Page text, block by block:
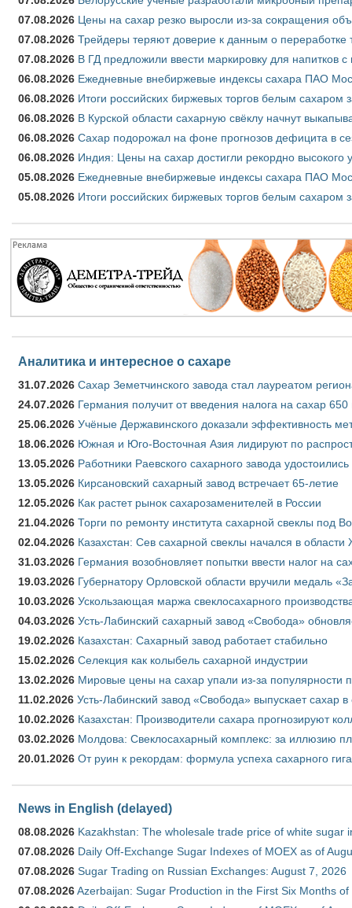
07.08.2026 Цены на сахар резко выросли из-за сокращения
07.08.2026 Трейдеры теряют доверие к данным о переработке
07.08.2026 В ГД предложили ввести маркировку для напитков
06.08.2026 Ежедневные внебиржевые индексы сахара ПАО
06.08.2026 Итоги российских биржевых торгов белым сахаром
06.08.2026 В Курской области сахарную свёклу начнут
06.08.2026 Сахар подорожал на фоне прогнозов дефицита в
06.08.2026 Индия: Цены на сахар достигли рекордно высокого
05.08.2026 Ежедневные внебиржевые индексы сахара ПАО
05.08.2026 Итоги российских биржевых торгов белым сахаром
Аналитика и интересное о сахаре
31.07.2026 Сахар Земетчинского завода стал лауреатом
24.07.2026 Германия получит от введения налога на сахар
25.06.2026 Учёные Державинского доказали эффективность
18.06.2026 Южная и Юго-Восточная Азия лидируют по
13.05.2026 Работники Раевского сахарного завода удостоились
13.05.2026 Кирсановский сахарный завод встречает 65-летие
12.05.2026 Как растет рынок сахарозаменителей в России
21.04.2026 Торги по ремонту института сахарной свеклы под
02.04.2026 Казахстан: Сев сахарной свеклы начался в области
31.03.2026 Германия возобновляет попытки ввести налог на
19.03.2026 Губернатору Орловской области вручили медаль
10.03.2026 Ускользающая маржа свеклосахарного
04.03.2026 Усть-Лабинский сахарный завод «Свобода»
19.02.2026 Казахстан: Сахарный завод работает стабильно
15.02.2026 Селекция как колыбель сахарной индустрии
13.02.2026 Мировые цены на сахар упали из-за популярности
11.02.2026 Усть-Лабинский завод «Свобода» выпускает сахар в
10.02.2026 Казахстан: Производители сахара прогнозируют
03.02.2026 Молдова: Свеклосахарный комплекс: за иллюзию
20.01.2026 От руин к рекордам: формула успеха сахарного
News in English (delayed)
08.08.2026 Kazakhstan: The wholesale trade price of white sugar
07.08.2026 Daily Off-Exchange Sugar Indexes of MOEX as of
07.08.2026 Sugar Trading on Russian Exchanges: August 7, 2026
07.08.2026Azerbaijan: Sugar Production in the First Six Months of